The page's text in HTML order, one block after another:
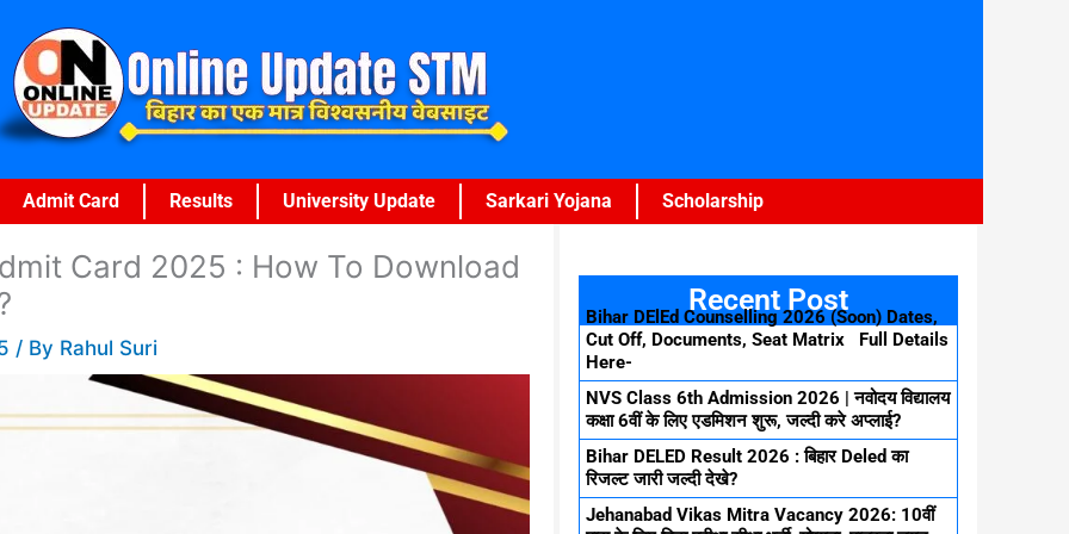
Admit Card Results University Update Sarkari Yojana Scholarship
Card 2025 : How To Download
/ By Rahul Suri
Recent Post
Bihar DElEd Counselling 2026 (Soon) Dates,
Cut Off, Documents, Seat Matrix Full Details
Here-
NVS Class 6th Admission 2026 | नवोदय विद्यालय
कक्षा 6वीं के लिए एडमिशन शुरू, जल्दी करे अप्लाई?
Bihar DELED Result 2026 : बिहार Deled का
रिजल्ट जारी जल्दी देखे?
Jehanabad Vikas Mitra Vacancy 2026: 10वीं